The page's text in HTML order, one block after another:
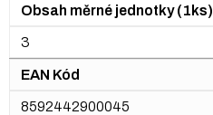
Obsah měrné jednotky (1ks)
3
EAN Kód
8592442900045